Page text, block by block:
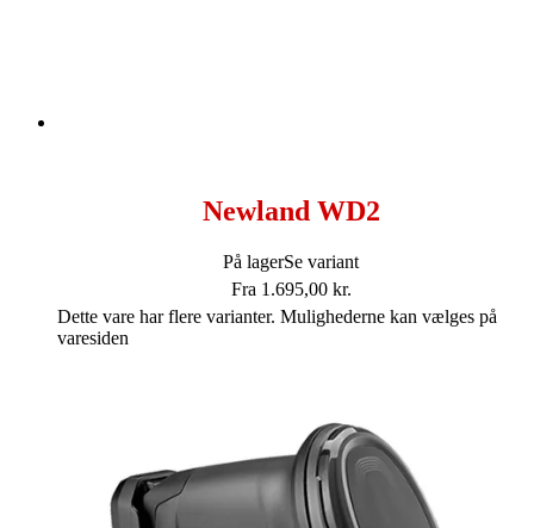
Newland WD2
På lagerSe variant
Fra 1.695,00 kr.
Dette vare har flere varianter. Mulighederne kan vælges på
varesiden